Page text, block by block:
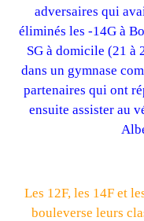
adversaires qui
éliminés les -14G à
SG à domicile (21 à
dans un gymnase
partenaires qui ont
ensuite assister au
Les 12F, les 14F et
bouleverse leurs